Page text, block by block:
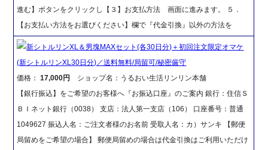
進む】ボタンをクリックし【３】お支払方法 画面に進みます。 ５．
【お支払い方法をお選びください】欄で『代金引換』以外の方法を
新シトルリンXL＆男塊MAXセット(各30日分)＋初回注文限定オマケ
(新シトルリンXL30日分)／送料無料/局留可/秘密厳守
価格：17,000円
ショップ名：うるおい生活リンリン本舗
【銀行振込】をご希望のお客様へ『お振込口座』のご案内 銀行：住信Ｓ
ＢＩネット銀行（0038） 支店：法人第一支店（106） 口座番号：普通
1049627 振込人名：ご注文者様のお名前 受取人名：カ）サンキ 【郵便
局留めをご希望の場合】 郵便局留めの場合は代金引換はご利用いただけ